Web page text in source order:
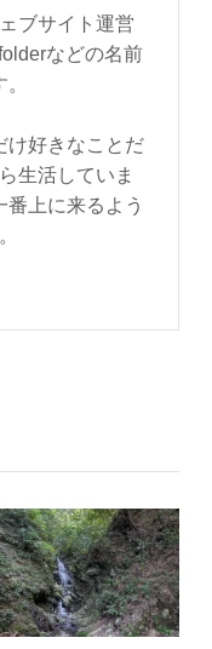
ブサイト運営
などの名前
け好きなことだ
生活していま
上に来るよう